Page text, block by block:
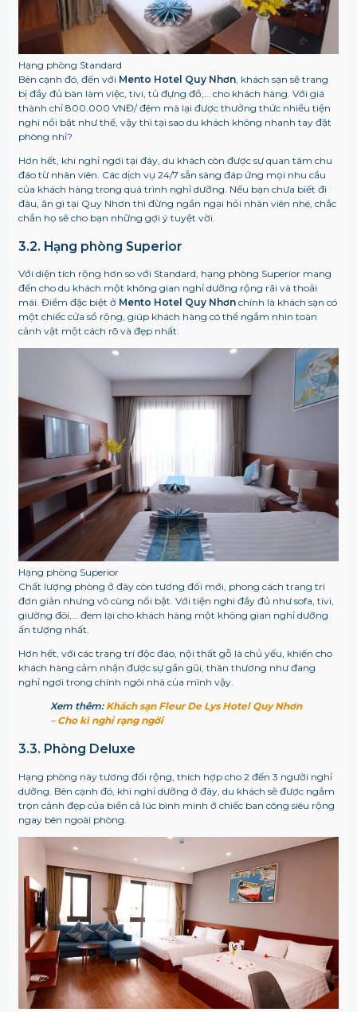
Hạng phòng Standard
Bên cạnh đó, đến với Mento Hotel Quy Nhơn, khách sạn sẽ trang
bị đầy đủ bàn làm việc, tivi, tủ đựng đồ,… cho khách hàng. Với giá
thành chỉ 800.000 VNĐ/ đêm mà lại được thưởng thức nhiều tiện
nghi nổi bật như thế, vậy thì tại sao du khách không nhanh tay đặt
phòng nhỉ?
Hơn hết, khi nghỉ ngơi tại đây, du khách còn được sự quan tâm chu
đáo từ nhân viên. Các dịch vụ 24/7 sẵn sàng đáp ứng mọi nhu cầu
của khách hàng trong quá trình nghỉ dưỡng. Nếu bạn chưa biết đi
đâu, ăn gì tại Quy Nhơn thì đừng ngần ngại hỏi nhân viên nhé, chắc
chắn họ sẽ cho bạn những gợi ý tuyệt vời.
3.2. Hạng phòng Superior
Với diện tích rộng hơn so với Standard, hạng phòng Superior mang
đến cho du khách một không gian nghỉ dưỡng rộng rãi và thoải
mái. Điểm đặc biệt ở Mento Hotel Quy Nhơnchính là khách sạn có
một chiếc cửa sổ rộng, giúp khách hàng có thể ngắm nhìn toàn
cảnh vật một cách rõ và đẹp nhất.
Hạng phòng Superior
Chất lượng phòng ở đây còn tương đối mới, phong cách trang trí
đơn giản nhưng vô cùng nổi bật. Với tiện nghi đầy đủ như sofa, tivi,
giường đôi,… đem lại cho khách hàng một không gian nghỉ dưỡng
ấn tượng nhất.
Hơn hết, với các trang trí độc đáo, nội thất gỗ là chủ yếu, khiến cho
khách hàng cảm nhận được sự gần gũi, thân thương như đang
nghỉ ngơi trong chính ngôi nhà của mình vậy.
Xem thêm: Khách sạn Fleur De Lys Hotel Quy Nhơn
– Cho kì nghỉ rạng ngời
3.3. Phòng Deluxe
Hạng phòng này tương đối rộng, thích hợp cho 2 đến 3 người nghỉ
dưỡng. Bên cạnh đó, khi nghỉ dưỡng ở đây, du khách sẽ được ngắm
trọn cảnh đẹp của biển cả lúc bình minh ở chiếc ban công siêu rộng
ngay bên ngoài phòng.